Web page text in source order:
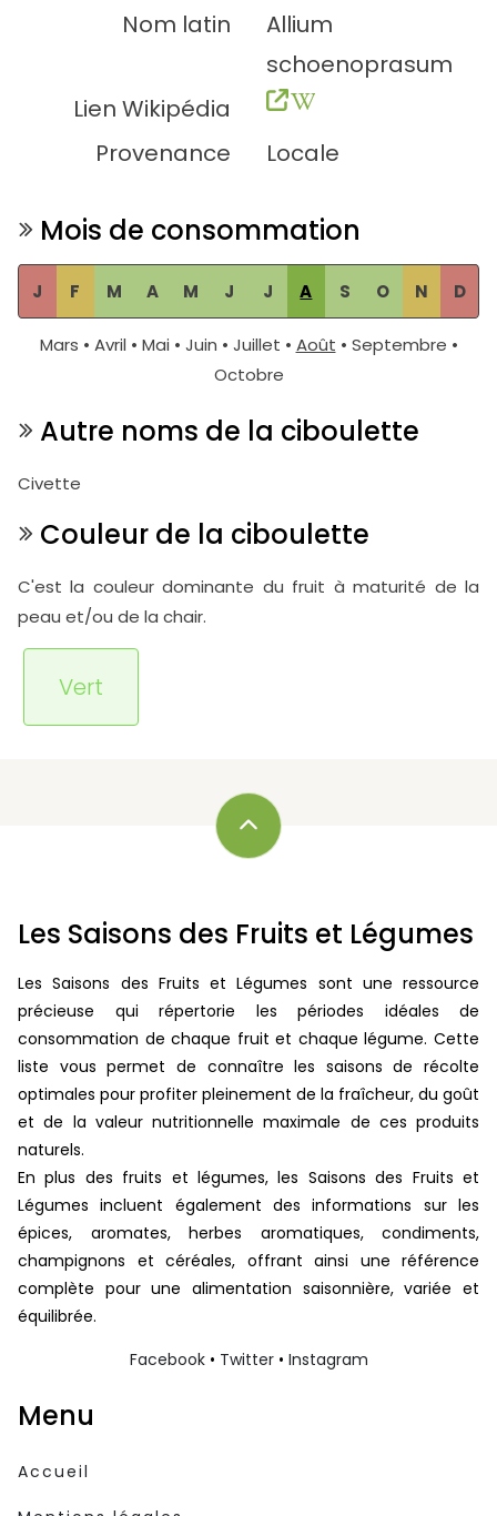
Nom latin
Allium
schoenoprasum
Lien Wikipédia
Provenance
Locale
Mois de consommation
J F M A M J J A S O N D
Mars • Avril • Mai • Juin • Juillet • Août • Septembre •
Octobre
Autre noms de la ciboulette
Civette
Couleur de la ciboulette
C'est la couleur dominante du fruit à maturité de la
peau et/ou de la chair.
Vert
Les Saisons des Fruits et Légumes
Les Saisons des Fruits et Légumes sont une ressource
précieuse qui répertorie les périodes idéales de
consommation de chaque fruit et chaque légume. Cette
liste vous permet de connaître les saisons de récolte
optimales pour profiter pleinement de la fraîcheur, du goût
et de la valeur nutritionnelle maximale de ces produits
naturels.
En plus des fruits et légumes, les Saisons des Fruits et
Légumes incluent également des informations sur les
épices, aromates, herbes aromatiques, condiments,
champignons et céréales, offrant ainsi une référence
complète pour une alimentation saisonnière, variée et
équilibrée.
Facebook• Twitter• Instagram
Menu
Accueil